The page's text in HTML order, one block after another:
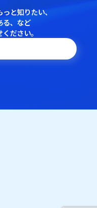
と知りたい、
る、など
ださい。